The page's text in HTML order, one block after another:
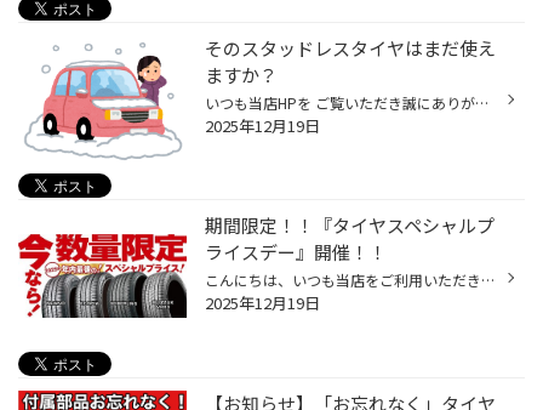
そのスタッドレスタイヤはまだ使え
ますか？
いつも当店HPを ご覧いただき誠にありがとうございます ☆タイヤ館アプリダウンロードでお得にタイヤGET‼ こちらから☆ ☆アプリ登録のメリット☆ 1.アプリ登録でご来店時のご案内がスムーズ 2.アプリからご来店日時の予約が可能 3.アプリ内からご利用履歴や点検結果の観覧が可能 4.アプリ通知にてご来...
2025年12月19日
期間限定！！『タイヤスペシャルプ
ライスデー』開催！！
こんにちは、いつも当店をご利用いただきましてありがとうございます。 本日より、コクピット・タイヤ館におきまして、 期間限定！ サイズ限定！！ 数量限定！！！ お得にお買い求めいただける、「タイヤスペシャルプライスデー」がスタートします！ お得なタイヤのご紹介！！ ワゴンR、N-BOX、タン...
2025年12月19日
【お知らせ】「お忘れなく」タイヤ